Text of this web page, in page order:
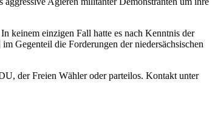
keinem einzigen Fall hatte es nach Kenntnis der
Gegenteil die Forderungen der niedersächsischen
der Freien Wähler oder parteilos. Kontakt unter